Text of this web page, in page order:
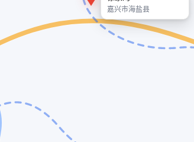
嘉兴市海盐县